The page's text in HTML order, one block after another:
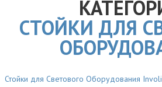
СТОЙКИ ДЛЯ
Стойки для Светового Оборудования